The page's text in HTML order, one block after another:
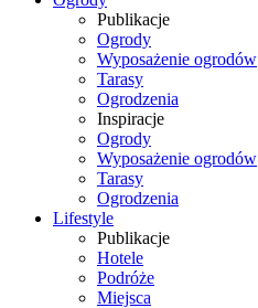
Publikacje
Ogrody
Wyposażenie ogrodów
Tarasy
Ogrodzenia
Inspiracje
Ogrody
Wyposażenie ogrodów
Tarasy
Ogrodzenia
Lifestyle
Publikacje
Hotele
Podróże
Miejsca